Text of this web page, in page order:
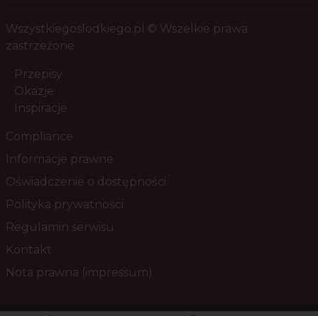
Wszystkiegoslodkiego.pl © Wszelkie prawa
zastrzeżone
Przepisy
Okazje
Inspiracje
Compliance
Informacje prawne
Oświadczenie o dostępności
Polityka prywatności
Regulamin serwisu
Kontakt
Nota prawna (impressum)